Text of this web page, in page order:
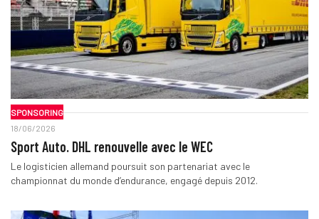
SPONSORING
18/06/2026
Sport Auto. DHL renouvelle avec le WEC
Le logisticien allemand poursuit son partenariat avec le
championnat du monde d’endurance, engagé depuis 2012.